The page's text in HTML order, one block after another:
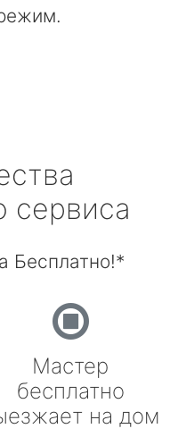
сервиса
Бесплатно!*
Мастер
бесплатно
на дом